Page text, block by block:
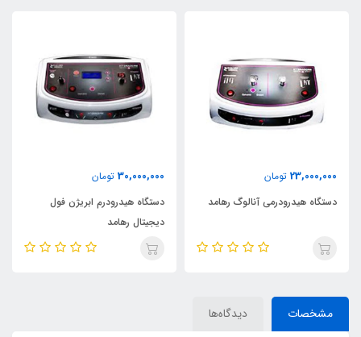
23,000,000 تومان
دستگاه هیدرودرمی آنالوگ رهامد
30,000,000 تومان
دستگاه هیدرودرم ابریژن فول
دیجیتال رهامد
مشخصات دیدگاه‌ها